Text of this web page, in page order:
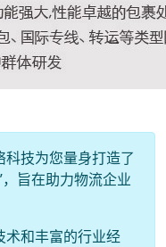
技为您量身打造了
旨在助力物流企业
术和丰富的行业经